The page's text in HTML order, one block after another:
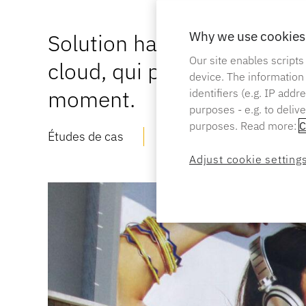
Solution hautement
cloud, qui permet
moment.
Études de cas Date : MAR 07 2019
Why we use
Our site enables
device. The
identifiers (e.g. IP
purposes - e.g. to
purposes. Read more:
Adjust cookie settings